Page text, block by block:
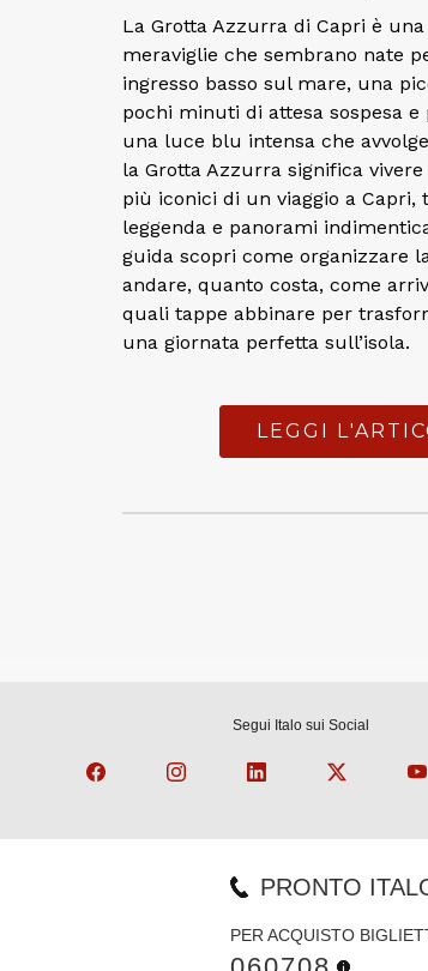
La Grotta Azzurra di Capri è
meraviglie che sembrano nate
ingresso basso sul mare, una
pochi minuti di attesa sospesa e
una luce blu intensa che
la Grotta Azzurra significa
più iconici di un viaggio a Capri,
leggenda e panorami
guida scopri come organizzare
andare, quanto costa, come
quali tappe abbinare per
una giornata perfetta sull’isola.
LEGGI
Segui Italo sui Social
PRONTO
PER ACQUISTO